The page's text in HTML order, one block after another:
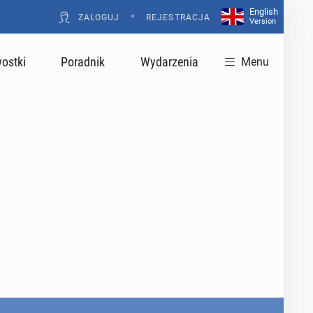
ZALOGUJ • REJESTRACJA
English
Version
Poradnik Wydarzenia Menu